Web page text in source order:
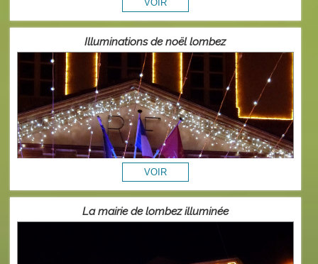
Illuminations de noël lombez
La mairie de lombez illuminée